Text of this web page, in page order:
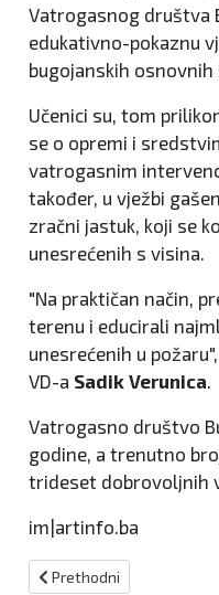
Vatrogasnog društva
edukativno-pokaznu
bugojanskih osnovnih
Učenici su, tom
se o opremi i
vatrogasnim
također, u vježbi
zračni jastuk, koji se
unesrećenih s visina.
"Na praktičan način,
terenu i educirali
unesrećenih u
VD-a Sadik Verunica.
Vatrogasno društvo
godine, a trenutno
trideset dobrovoljnih
im|artinfo.ba
Prethodni članak:
Prethodni